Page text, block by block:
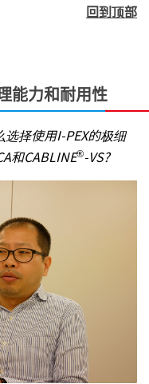
回到顶部
能力和耐用性
选择使用I-PEX的极细
和CABLINE®-VS?